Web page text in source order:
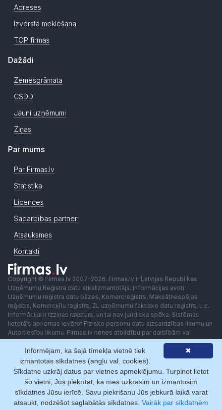
Adreses
Izvērstā meklēšana
TOP firmas
Dažādi
Zemesgrāmata
CSDD
Jauni uzņēmumi
Ziņas
Par mums
Par Firmas.lv
Statistika
Licences
Sadarbības partneri
Atsauksmes
Kontakti
Copyright © Firmas.lv 2007-2026. Firmas.lv ir Latvijas Republikas
Uzņēmumu Reģistra datu atkalizmantotājs. Informācijas avoti:
Uzņēmumu reģistra datu bāzes, Komercreģistrs, Maksātnespējas
reģistrs, Komercķīlu reģistrs, ZL uzņēmumu faktisko datu reģistrs, u.c..
Informācijai ir izziņas raksturs, un tai nav juridiska spēka. Sistēmas
lietotājs apņemas ievērot Fizisko personu datu aizsardzības likumu un
Autortiesību likumu. Firmas.lv nenes atbildību par darbībām vai
lēmumiem, kas balstīti uz saņemto pakalpojumu. Lietotājam aizliegts
izmantot jebkādas automatizētas sistēmas vai iekārtas (robotus)
piekļuvei sistēmai bez rakstiskas saskaņošanas ar Firmas.lv. Galvenā
redaktore: Ingūna Pempere.
Lietošanas noteikumi
Privātuma politika Norēķini ar
✖
Informējam, ka šajā tīmekļa vietnē tiek
izmantotas sīkdatnes (angļu val. cookies).
Sīkdatne uzkrāj datus par vietnes apmeklējumu. Turpinot lietot
šo vietni, Jūs piekrītat, ka mēs uzkrāsim un izmantosim
sīkdatnes Jūsu ierīcē. Savu piekrišanu Jūs jebkurā laikā varat
atsaukt, nodzēšot saglabātās sīkdatnes. Vairāk par sīkdatnēm